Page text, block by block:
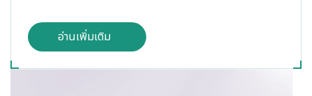
อ่านเพิ่มเติม